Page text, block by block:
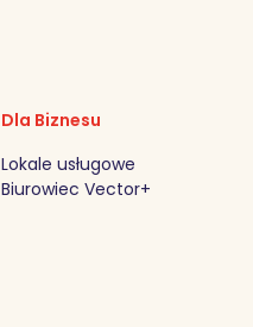
Dla Biznesu
Lokale usługowe
Biurowiec Vector+